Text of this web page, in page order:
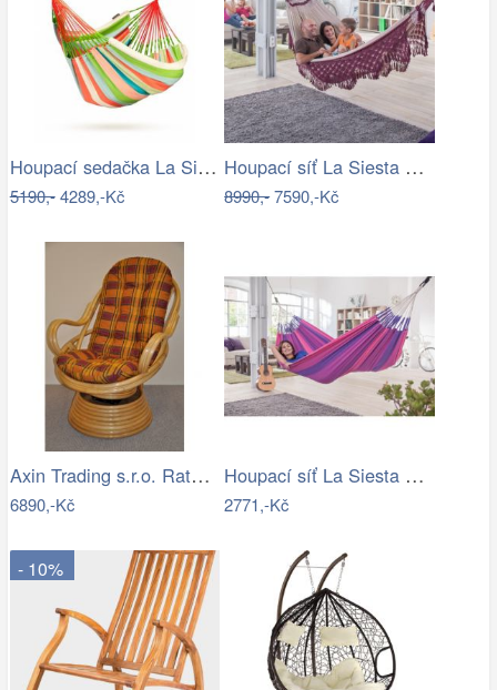
Houpací sedačka La Siesta DOMINGO - IN
5190,-4289,-Kč
Houpací síť La Siesta BOSSANOVA family …
8990,-7590,-Kč
Axin Trading s.r.o. Ratanové houpací…
6890,-Kč
Houpací síť La Siesta ORQUIDEA - IN
2771,-Kč
- 10%